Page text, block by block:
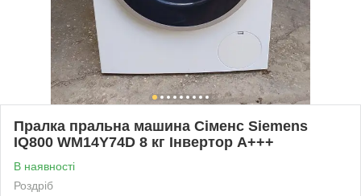
Пралка пральна машина Сіменс Siemens
IQ800 WM14Y74D 8 кг Інвертор А+++
В наявності
Роздріб